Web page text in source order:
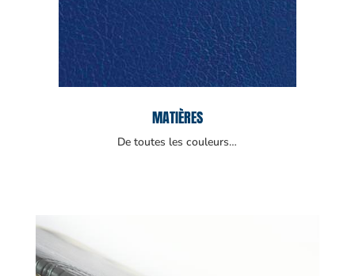
MATIÈRES
De toutes les couleurs…